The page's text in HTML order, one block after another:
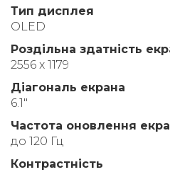
Тип дисплея
OLED
Роздільна здатність
2556 x 1179
Діагональ екрана
6.1"
Частота оновлення
до 120 Гц
Контрастність